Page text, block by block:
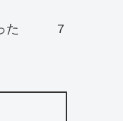
た 7